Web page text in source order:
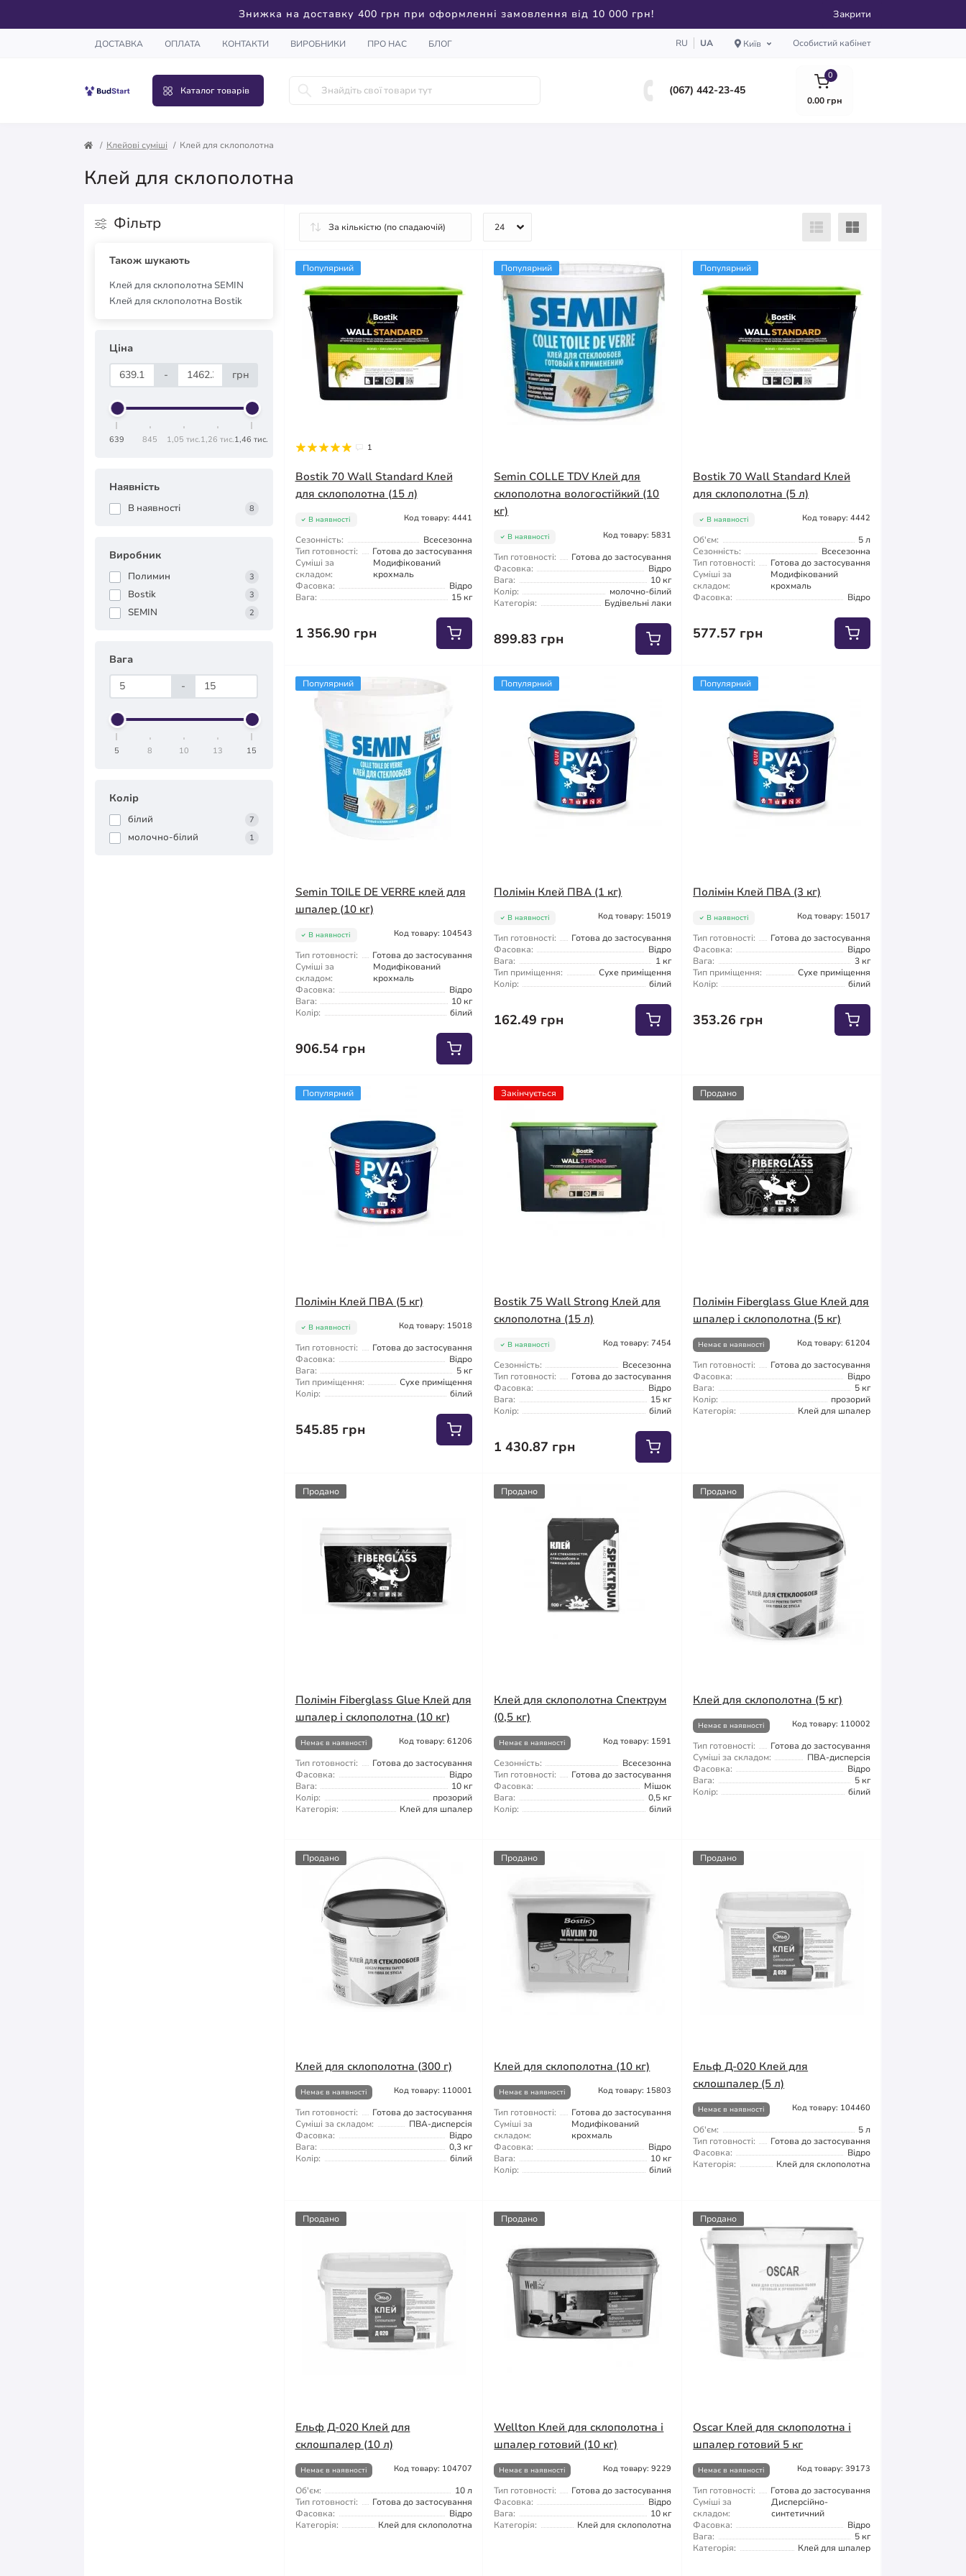
Знижка на доставку 400 грн при оформленні замовлення від 10 000 грн! Закрити
ДОСТАВКА ОПЛАТА КОНТАКТИ ВИРОБНИКИ ПРО НАС БЛОГ RU UA Київ Особистий кабінет
Каталог товарів (067) 442-23-45
0
0.00 грн
Клейові суміші Клей для склополотна
Клей для склополотна
Фільтр
Також шукають
Клей для склополотна SEMIN
Клей для склополотна Bostik
Ціна
-
грн
639 845 1,05 тис.1,26 тис.1,46 тис.
Наявність
В наявності 8
Виробник
Полимин 3
Bostik 3
SEMIN 2
Вага
-
5 8 10 13 15
Колір
білий 7
молочно-білий 1
Популярний
1
Bostik 70 Wall Standard Клей
для склополотна (15 л)
В наявності Код товару: 4441
Сезонність:
Всесезонна
Тип готовності:
Готова до застосування
Суміші за
складом:
Модифікований
крохмаль
Фасовка:
Відро
Вага:
15 кг
1 356.90 грн
Популярний
Semin COLLE TDV Клей для
склополотна вологостійкий (10
кг)
В наявності Код товару: 5831
Тип готовності:
Готова до застосування
Фасовка:
Відро
Вага:
10 кг
Колір:
молочно-білий
Категорія:
Будівельні лаки
899.83 грн
Популярний
Bostik 70 Wall Standard Клей
для склополотна (5 л)
В наявності Код товару: 4442
Об'єм:
5 л
Сезонність:
Всесезонна
Тип готовності:
Готова до застосування
Суміші за
складом:
Модифікований
крохмаль
Фасовка:
Відро
577.57 грн
Популярний
Semin TOILE DE VERRE клей для
шпалер (10 кг)
В наявності Код товару: 104543
Тип готовності:
Готова до застосування
Суміші за
складом:
Модифікований
крохмаль
Фасовка:
Відро
Вага:
10 кг
Колір:
білий
906.54 грн
Популярний
Полімін Клей ПВА (1 кг)
В наявності Код товару: 15019
Тип готовності:
Готова до застосування
Фасовка:
Відро
Вага:
1 кг
Тип приміщення:
Сухе приміщення
Колір:
білий
162.49 грн
Популярний
Полімін Клей ПВА (3 кг)
В наявності Код товару: 15017
Тип готовності:
Готова до застосування
Фасовка:
Відро
Вага:
3 кг
Тип приміщення:
Сухе приміщення
Колір:
білий
353.26 грн
Популярний
Полімін Клей ПВА (5 кг)
В наявності Код товару: 15018
Тип готовності:
Готова до застосування
Фасовка:
Відро
Вага:
5 кг
Тип приміщення:
Сухе приміщення
Колір:
білий
545.85 грн
Закінчується
Bostik 75 Wall Strong Клей для
склополотна (15 л)
В наявності Код товару: 7454
Сезонність:
Всесезонна
Тип готовності:
Готова до застосування
Фасовка:
Відро
Вага:
15 кг
Колір:
білий
1 430.87 грн
Продано
Полімін Fiberglass Glue Клей для
шпалер і склополотна (5 кг)
Немає в наявності Код товару: 61204
Тип готовності:
Готова до застосування
Фасовка:
Відро
Вага:
5 кг
Колір:
прозорий
Категорія:
Клей для шпалер
Продано
Полімін Fiberglass Glue Клей для
шпалер і склополотна (10 кг)
Немає в наявності Код товару: 61206
Тип готовності:
Готова до застосування
Фасовка:
Відро
Вага:
10 кг
Колір:
прозорий
Категорія:
Клей для шпалер
Продано
Клей для склополотна Спектрум
(0,5 кг)
Немає в наявності Код товару: 1591
Сезонність:
Всесезонна
Тип готовності:
Готова до застосування
Фасовка:
Мішок
Вага:
0,5 кг
Колір:
білий
Продано
Клей для склополотна (5 кг)
Немає в наявності Код товару: 110002
Тип готовності:
Готова до застосування
Суміші за складом:
ПВА-дисперсія
Фасовка:
Відро
Вага:
5 кг
Колір:
білий
Продано
Клей для склополотна (300 г)
Немає в наявності Код товару: 110001
Тип готовності:
Готова до застосування
Суміші за складом:
ПВА-дисперсія
Фасовка:
Відро
Вага:
0,3 кг
Колір:
білий
Продано
Клей для склополотна (10 кг)
Немає в наявності Код товару: 15803
Тип готовності:
Готова до застосування
Суміші за
складом:
Модифікований
крохмаль
Фасовка:
Відро
Вага:
10 кг
Колір:
білий
Продано
Ельф Д-020 Клей для
склошпалер (5 л)
Немає в наявності Код товару: 104460
Об'єм:
5 л
Тип готовності:
Готова до застосування
Фасовка:
Відро
Категорія:
Клей для склополотна
Продано
Ельф Д-020 Клей для
склошпалер (10 л)
Немає в наявності Код товару: 104707
Об'єм:
10 л
Тип готовності:
Готова до застосування
Фасовка:
Відро
Категорія:
Клей для склополотна
Продано
Wellton Клей для склополотна і
шпалер готовий (10 кг)
Немає в наявності Код товару: 9229
Тип готовності:
Готова до застосування
Фасовка:
Відро
Вага:
10 кг
Категорія:
Клей для склополотна
Продано
Oscar Клей для склополотна і
шпалер готовий 5 кг
Немає в наявності Код товару: 39173
Тип готовності:
Готова до застосування
Суміші за
складом:
Дисперсійно-
синтетичний
Фасовка:
Відро
Вага:
5 кг
Категорія:
Клей для шпалер